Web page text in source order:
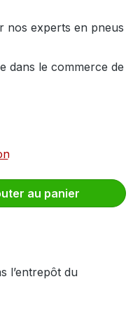
nos experts en pneus
dans le commerce de
la
au panier
l’entrepôt du